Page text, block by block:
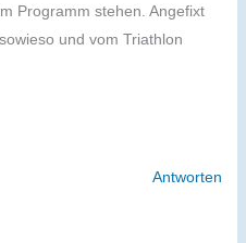
Programm stehen. Angefixt
und vom Triathlon
Antworten